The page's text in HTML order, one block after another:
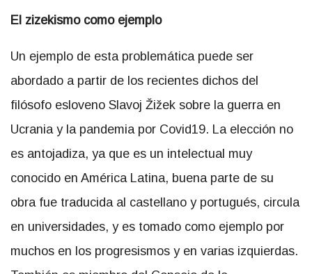
El zizekismo como ejemplo
Un ejemplo de esta problemática puede ser
abordado a partir de los recientes dichos del
filósofo esloveno Slavoj Žižek sobre la guerra en
Ucrania y la pandemia por Covid19. La elección no
es antojadiza, ya que es un intelectual muy
conocido en América Latina, buena parte de su
obra fue traducida al castellano y portugués, circula
en universidades, y es tomado como ejemplo por
muchos en los progresismos y en varias izquierdas.